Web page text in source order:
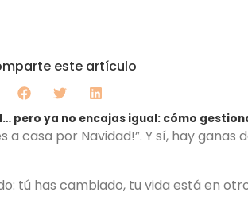
este artículo
pero ya no encajas igual: cómo
a casa por Navidad!”. Y sí, hay ganas
tú has cambiado, tu vida está en